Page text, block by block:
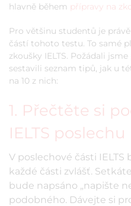
hlavně během přípravy na
Pro většinu studentů je
částí tohoto testu. To samé
zkoušky IELTS. Požádali
sestavili seznam tipů, jak u
na 10 z nich:
1. Přečtěte si
IELTS poslechu
V poslechové části
každé části zvlášť.
bude napsáno „napište
podobného. Dávejte si